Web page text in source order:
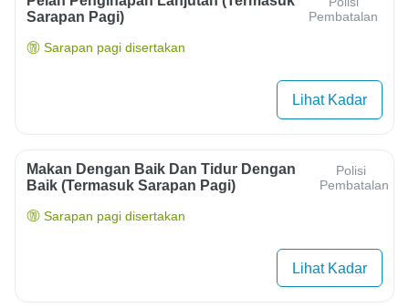
Sarapan Pagi)
Pembatalan
Sarapan pagi disertakan
Lihat Kadar
Makan Dengan Baik Dan Tidur Dengan
Baik (termasuk Sarapan Pagi)
Polisi
Pembatalan
Sarapan pagi disertakan
Lihat Kadar